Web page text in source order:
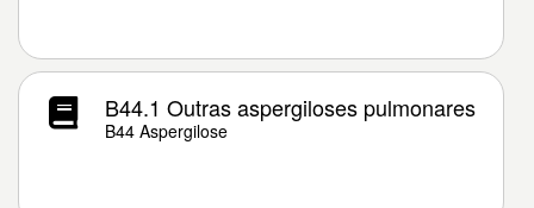
B44.1 Outras aspergiloses pulmonares
B44 Aspergilose